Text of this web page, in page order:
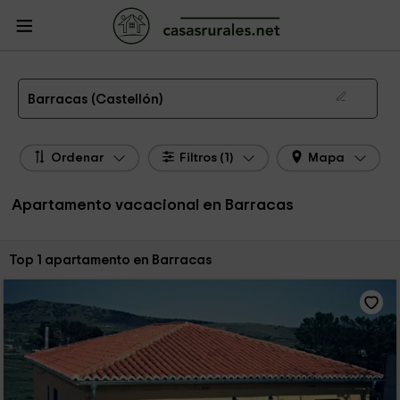
Casas Rurales
Valenciana
Apartamentos Castellón
Apartamentos Barracas
Apartamento de alquiler en Barracas
Barracas (Castellón)
Ordenar Filtros (1) Mapa
Apartamento vacacional en Barracas
Ordenar por:
Top 1 apartamento en Barracas